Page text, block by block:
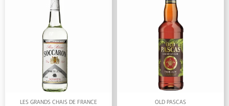
LES GRANDS CHAIS DE FRANCE OLD PASCAS